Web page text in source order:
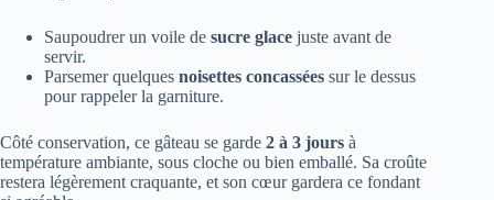
Saupoudrer un voile de sucre glace juste avant de
servir.
Parsemer quelques noisettes concassées sur le dessus
pour rappeler la garniture.
Côté conservation, ce gâteau se garde 2 à 3 jours à
température ambiante, sous cloche ou bien emballé. Sa croûte
restera légèrement craquante, et son cœur gardera ce fondant